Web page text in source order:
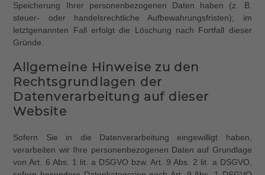
Speicherung Ihrer personenbezogenen Daten haben (z. B.
steuer- oder handelsrechtliche Aufbewahrungsfristen); im
letztgenannten Fall erfolgt die Löschung nach Fortfall dieser
Gründe.
Allgemeine Hinweise zu den
Rechtsgrundlagen der
Datenverarbeitung auf dieser
Website
Sofern Sie in die Datenverarbeitung eingewilligt haben,
verarbeiten wir Ihre personenbezogenen Daten auf Grundlage
von Art. 6 Abs. 1 lit. a DSGVO bzw. Art. 9 Abs. 2 lit. a DSGVO,